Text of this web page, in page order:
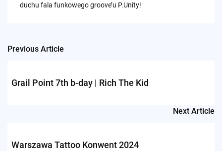
duchu fala funkowego groove’u P.Unity!
Post
Previous Article
Grail Point 7th b-day | Rich The Kid
Next Article
Warszawa Tattoo Konwent 2024